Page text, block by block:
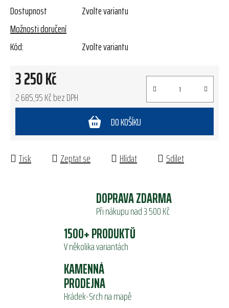
Dostupnost
Zvolte variantu
Možnosti doručení
Kód:
Zvolte variantu
3 250 Kč
2 685,95 Kč bez DPH
DO KOŠÍKU
Tisk Zeptat se Hlídat Sdílet
DOPRAVA ZDARMA
Při nákupu nad 3 500 Kč
1500+ PRODUKTŮ
V několika variantách
KAMENNÁ
PRODEJNA
Hrádek-Srch na mapě